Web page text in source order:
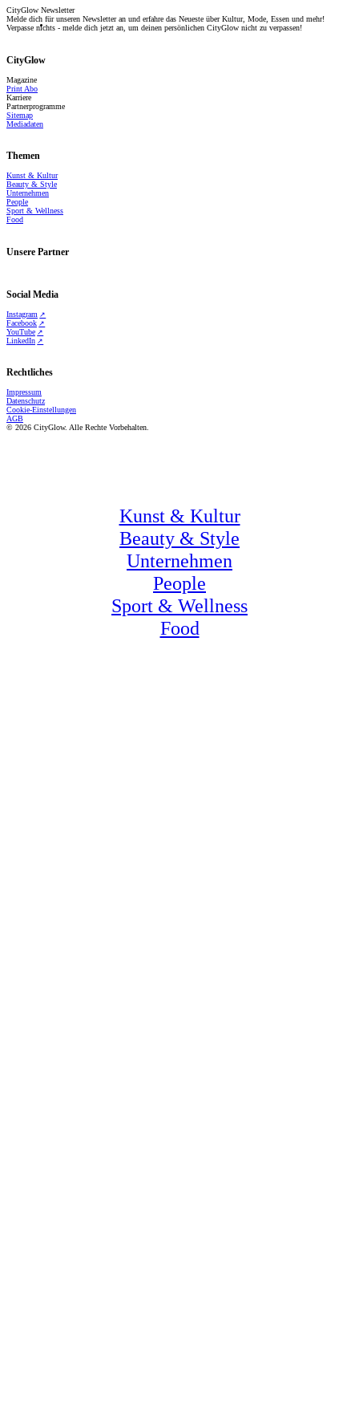
CityGlow Newsletter
Melde dich für unseren Newsletter an und erfahre das Neueste über Kultur, Mode, Essen und mehr!
Verpasse nichts - melde dich jetzt an, um deinen persönlichen CityGlow nicht zu verpassen!
CityGlow
Magazine
Print Abo
Karriere
Partnerprogramme
Sitemap
Mediadaten
Themen
Kunst & Kultur
Beauty & Style
Unternehmen
People
Sport & Wellness
Food
Unsere Partner
Social Media
Instagram
Facebook
YouTube
LinkedIn
Rechtliches
Impressum
Datenschutz
Cookie-Einstellungen
AGB
© 2026 CityGlow. Alle Rechte Vorbehalten.
Kunst & Kultur
Beauty & Style
Unternehmen
People
Sport & Wellness
Food